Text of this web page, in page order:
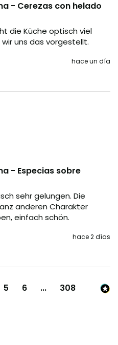
- Cerezas con helado
die Küche optisch viel
uns das vorgestellt.
hace un día
- Especias sobre
sehr gelungen. Die
anderen Charakter
einfach schön.
hace 2 días
5 6 ... 308